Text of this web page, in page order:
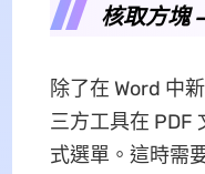
核取方塊
除了在 Word 中
三方工具在 PDF
式選單。這時需